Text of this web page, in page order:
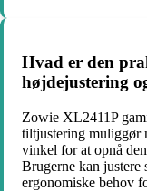
Hvad er den
højdejustering
Zowie XL2411P
tiltjustering muliggør
vinkel for at opnå
Brugerne kan
ergonomiske behov